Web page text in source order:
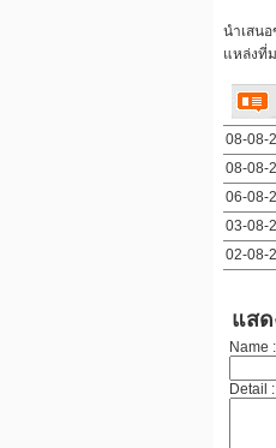
นำเสน
แหล่งที่
08-08-
08-08-
06-08-
03-08-
02-08-
แส
Name :
Detail :